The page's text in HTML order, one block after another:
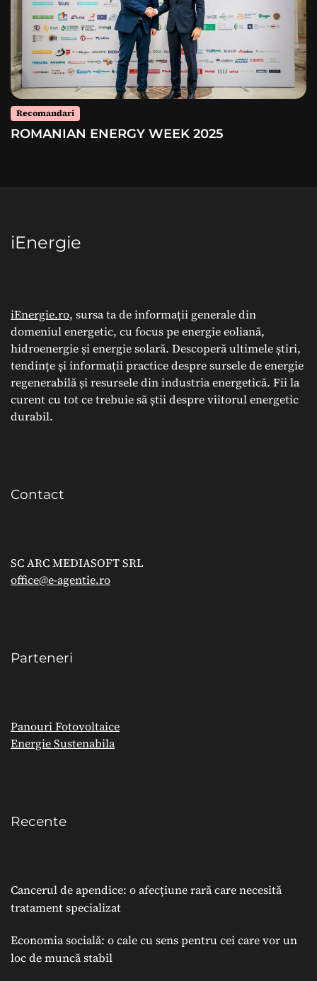
Recomandari
ROMANIAN ENERGY WEEK 2025
iEnergie
iEnergie.ro, sursa ta de informații generale din
domeniul energetic, cu focus pe energie eoliană,
hidroenergie și energie solară. Descoperă ultimele știri,
tendințe și informații practice despre sursele de energie
regenerabilă și resursele din industria energetică. Fii la
curent cu tot ce trebuie să știi despre viitorul energetic
durabil.
Contact
SC ARC MEDIASOFT SRL
office@e-agentie.ro
Parteneri
Panouri Fotovoltaice
Energie Sustenabila
Recente
Cancerul de apendice: o afecțiune rară care necesită
tratament specializat
Economia socială: o cale cu sens pentru cei care vor un
loc de muncă stabil